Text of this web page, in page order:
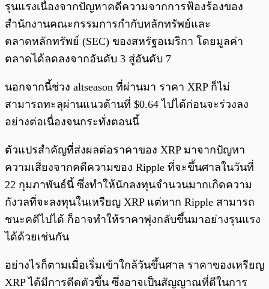
รุนแรงเนื่องจากปัญหาคดีความจากการฟ้องร้องของ
สำนักงานคณะกรรมการกำกับหลักทรัพย์และ
ตลาดหลักทรัพย์ (SEC) ของสหรัฐอเมริกา โดยมูลค่า
ตลาดได้ลดลงจากอันดับ 3 สู่อันดับ 7
นอกจากนี้ช่วง altseason ที่ผ่านมา ราคา XRP ก็ไม่
สามารถทะลุผ่านแนวต้านที่ $0.64 ไปได้ก่อนจะร่วงลง
อย่างต่อเนื่องจนกระทั่งตอนนี้
ตัวแปรสำคัญที่ส่งผลต่อราคาของ XRP มาจากปัญหา
ความเสี่ยงจากคดีความของ Ripple ที่จะขึ้นศาลในวันที่
22 กุมภาพันธ์นี้ ซึ่งทำให้นักลงทุนจำนวนมากเกิดความ
กังวลที่จะลงทุนในเหรียญ XRP แต่หาก Ripple สามารถ
ชนะคดีไปได้ ก็อาจทำให้ราคาพุ่งกลับขึ้นมาอย่างรุนแรง
ได้ด้วยเช่นกัน
อย่างไรก็ตามเมื่อเริ่มเข้าใกล้วันขึ้นศาล ราคาของเหรียญ
XRP ได้มีการดีดตัวขึ้น ซึ่งอาจเป็นสัญญาณที่ดีในการ